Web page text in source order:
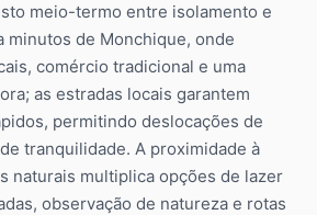
meio-termo entre isolamento e
minutos de Monchique, onde
comércio tradicional e uma
as estradas locais garantem
permitindo deslocações de
tranquilidade. A proximidade à
naturais multiplica opções de lazer
observação de natureza e rotas